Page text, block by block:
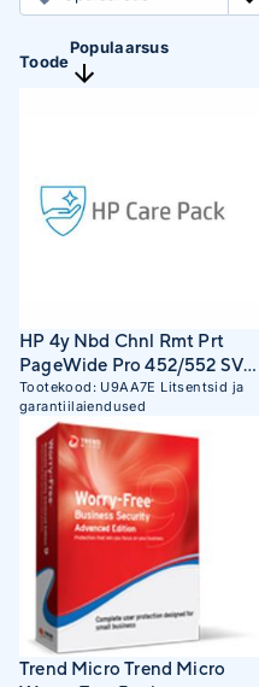
Toode
Populaarsus
HP 4y Nbd Chnl Rmt Prt
PageWide Pro 452/552 SVC
(U9AA7E)
Tootekood: U9AA7E Litsentsid ja
garantiilaiendused
Trend Micro Trend Micro